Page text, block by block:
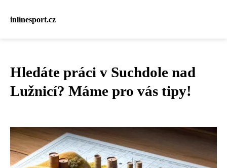
inlinesport.cz
Hledáte práci v Suchdole nad
Lužnicí? Máme pro vás tipy!